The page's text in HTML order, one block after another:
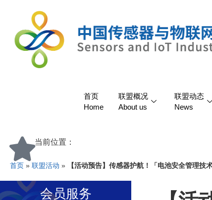
首页
Home
联盟概况
About us
联盟动态
News
当前位置：
首页 » 联盟活动 » 【活动预告】传感器护航！「电池安全管理技
会员服务